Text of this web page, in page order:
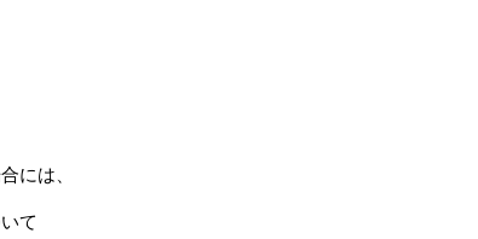
には、
て